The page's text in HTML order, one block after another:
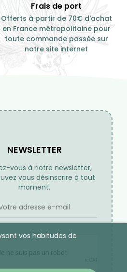
vos habitudes de
Frais de port
Offerts à partir de 70€ d'achat
en France métropolitaine pour
toute commande passée sur
notre site internet
NEWSLETTER
vous à notre newsletter,
vous désinscrire à tout
moment.